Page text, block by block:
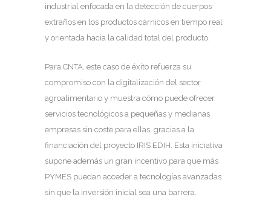
industrial enfocada en la detección de cuerpos
extraños en los productos cárnicos en tiempo real
y orientada hacia la calidad total del producto.
Para CNTA, este caso de éxito refuerza su
compromiso con la digitalización del sector
agroalimentario y muestra cómo puede ofrecer
servicios tecnológicos a pequeñas y medianas
empresas sin coste para ellas, gracias a la
financiación del proyecto IRIS EDIH. Esta iniciativa
supone además un gran incentivo para que más
PYMES puedan acceder a tecnologías avanzadas
sin que la inversión inicial sea una barrera.